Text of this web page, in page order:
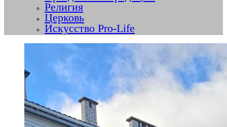
Религия
Церковь
Искусство Pro-Life